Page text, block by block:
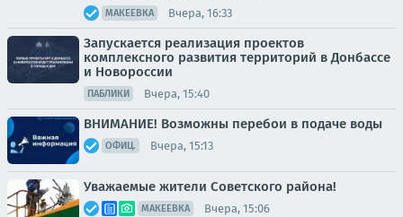
МАКЕЕВКА Вчера, 16:33
Запускается реализация проектов
комплексного развития территорий в Донбассе
и Новороссии
ПАБЛИКИ Вчера, 15:40
ВНИМАНИЕ! Возможны перебои в подаче воды
ОФИЦ. Вчера, 15:13
Уважаемые жители Советского района!
МАКЕЕВКА Вчера, 15:06